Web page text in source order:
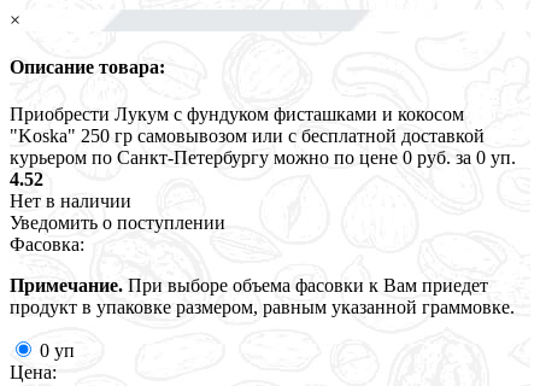
×
Описание товара:
Приобрести Лукум с фундуком фисташками и кокосом
"Koska" 250 гр самовывозом или с бесплатной доставкой
курьером по Санкт-Петербургу можно по цене 0 руб. за 0 уп.
4.52
Нет в наличии
Уведомить о поступлении
Фасовка:
Примечание. При выборе объема фасовки к Вам приедет
продукт в упаковке размером, равным указанной граммовке.
0 уп
Цена: